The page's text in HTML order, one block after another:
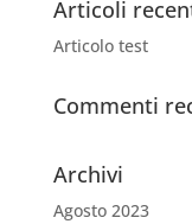
Articoli
Articolo test
Commenti
Archivi
Agosto 2023